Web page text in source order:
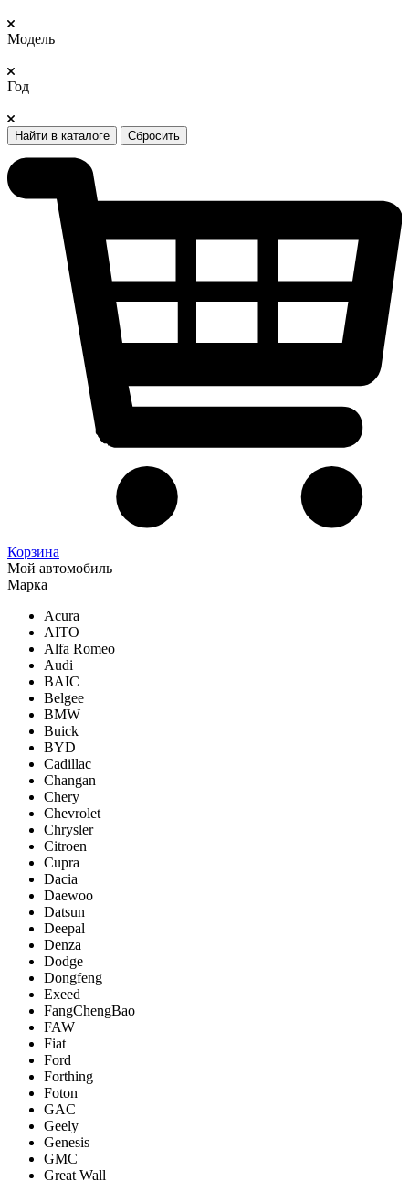
Модель
Год
Найти в каталоге Сбросить
Корзина
Мой автомобиль
Марка
Acura
AITO
Alfa Romeo
Audi
BAIC
Belgee
BMW
Buick
BYD
Cadillac
Changan
Chery
Chevrolet
Chrysler
Citroen
Cupra
Dacia
Daewoo
Datsun
Deepal
Denza
Dodge
Dongfeng
Exeed
FangChengBao
FAW
Fiat
Ford
Forthing
Foton
GAC
Geely
Genesis
GMC
Great Wall